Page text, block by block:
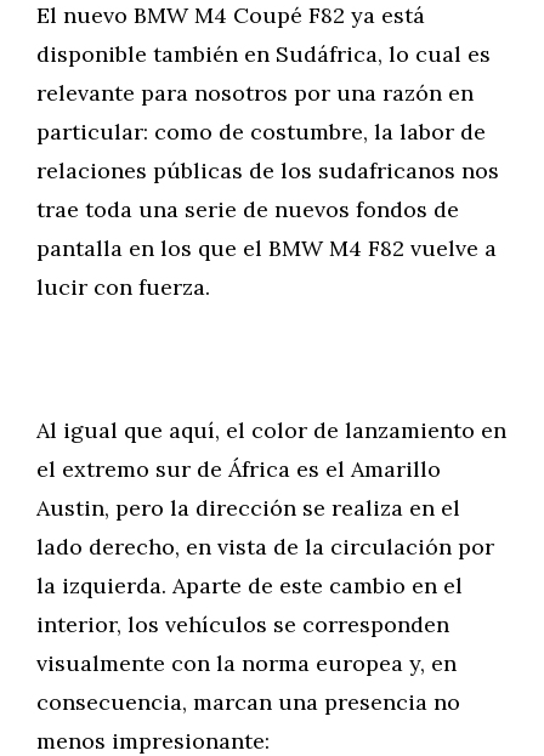
El nuevo BMW M4 Coupé F82 ya está
disponible también en Sudáfrica, lo cual es
relevante para nosotros por una razón en
particular: como de costumbre, la labor de
relaciones públicas de los sudafricanos nos
trae toda una serie de nuevos fondos de
pantalla en los que el BMW M4 F82 vuelve a
lucir con fuerza.
Al igual que aquí, el color de lanzamiento en
el extremo sur de África es el Amarillo
Austin, pero la dirección se realiza en el
lado derecho, en vista de la circulación por
la izquierda. Aparte de este cambio en el
interior, los vehículos se corresponden
visualmente con la norma europea y, en
consecuencia, marcan una presencia no
menos impresionante: